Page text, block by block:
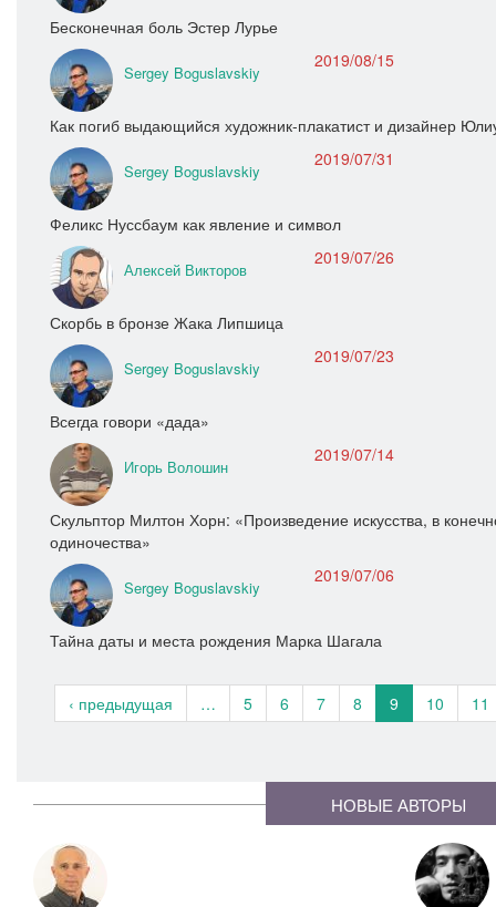
Бесконечная боль Эстер Лурье
Sergey Boguslavskiy
2019/08/15
Как погиб выдающийся художник-плакатист и дизайнер
Sergey Boguslavskiy
2019/07/31
Феликс Нуссбаум как явление и символ
Алексей Викторов
2019/07/26
Скорбь в бронзе Жака Липшица
Sergey Boguslavskiy
2019/07/23
Всегда говори «дада»
Игорь Волошин
2019/07/14
Скульптор Милтон Хорн: «Произведение искусства, в
одиночества»
Sergey Boguslavskiy
2019/07/06
Тайна даты и места рождения Марка Шагала
‹ предыдущая … 5 6 7 8 9 10 11
НОВЫЕ АВТОРЫ